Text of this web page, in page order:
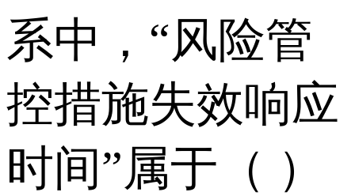
系中，“风险管
控措施失效响应
时间”属于（ ）